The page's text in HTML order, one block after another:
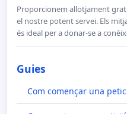
Proporcionem allotjament
el nostre potent servei. Els
és ideal per a donar-se a
Guies
Com començar una